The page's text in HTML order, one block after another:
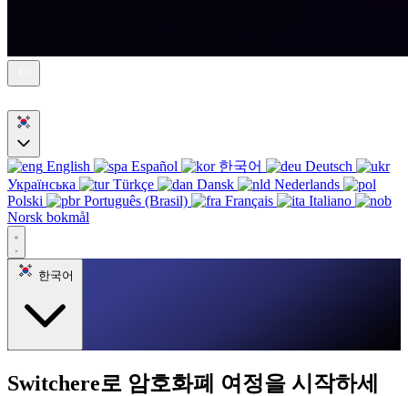
English Español 한국어
Deutsch
Українська
Türkçe Dansk
Nederlands
Polski
Português (Brasil) Français
Italiano
Norsk bokmål
한국어
Switchere로 암호화폐 여정을 시작하세